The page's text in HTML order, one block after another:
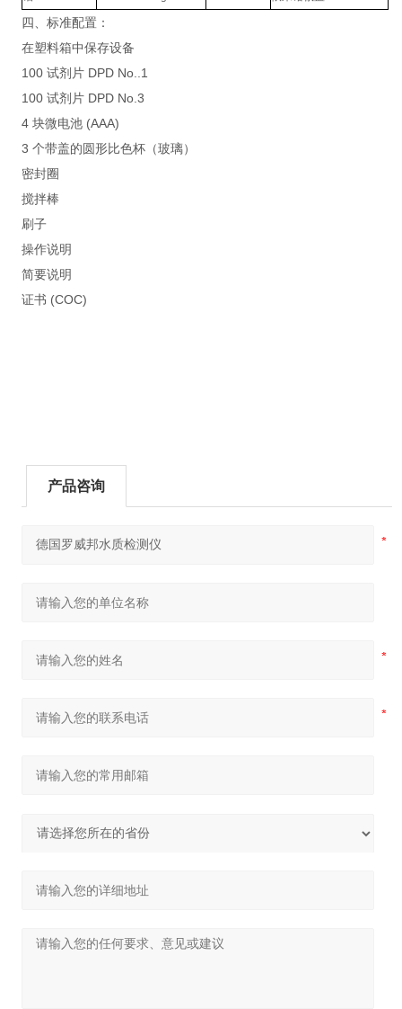
四、标准配置：
在塑料箱中保存设备
100 试剂片 DPD No..1
100 试剂片 DPD No.3
4 块微电池 (AAA)
3 个带盖的圆形比色杯（玻璃）
密封圈
搅拌棒
刷子
操作说明
简要说明
证书 (COC)
产品咨询